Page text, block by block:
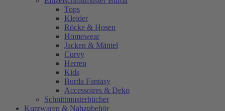
Tops
Kleider
Röcke & Hosen
Homewear
Jacken & Mäntel
Curvy
Herren
Kids
Burda Fantasy
Accessoires & Deko
Schnittmusterbücher
Kurzwaren & Nähzubehör